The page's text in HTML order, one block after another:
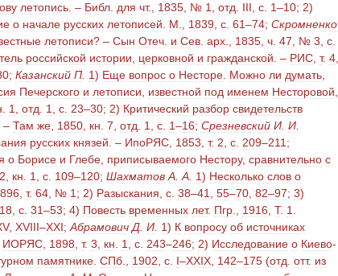
летопись . – Библ для чт., 1835 , № 1 отд III с 1–10; 2)
о начале русских летописей М 1839 с 61–74; Скромненко
летописи? – Сын Отеч и Сев арх 1835 ч 47 , № 3 с
российской истории церковной и гражданской . – РИС т. 4
; Казанский П 1) Еще вопрос о Несторе Можно ли думать
Печерского и летописи известной под именем Несторовой
1 отд 1 с 23–30; 2) Критический разбор свидетельств
. – Там же 1850 кн 7 отд 1 с 1–16; Срезневский И И
русских князей . – ИпоРЯС 1853 т. 2 с 209–211 ;
о Борисе и Глебе приписываемого Нестору, сравнительно с
2 кн 1 с 109–120; Шахматов А А 1) Несколько слов о
т. 64 , № 1 ; 2) Разыскания с 38–41 55–70 82–97; 3)
с 31–53; 4) Повесть временных лет. Пгр 1916 Т. 1
, XVIII–XXI; Абрамович Д И 1) К вопросу об источниках
ИОРЯС 1898 т. 3 кн 1 с 243–246; 2) Исследование о Киево-
памятнике СПб 1902 с I–XXIX 142–175 (отд отт. из